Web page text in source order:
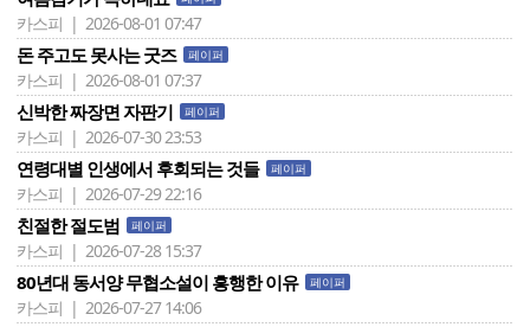
카스피 | 2026-08-01 07:47
돈 주고도 못사는 굿즈 페이퍼
카스피 | 2026-08-01 07:37
신박한 짜장면 자판기 페이퍼
카스피 | 2026-07-30 23:53
연령대별 인생에서 후회되는 것들 페이퍼
카스피 | 2026-07-29 22:16
친절한 절도범 페이퍼
카스피 | 2026-07-28 15:37
80년대 동서양 무협소설이 흥행한 이유 페이퍼
카스피 | 2026-07-27 14:06